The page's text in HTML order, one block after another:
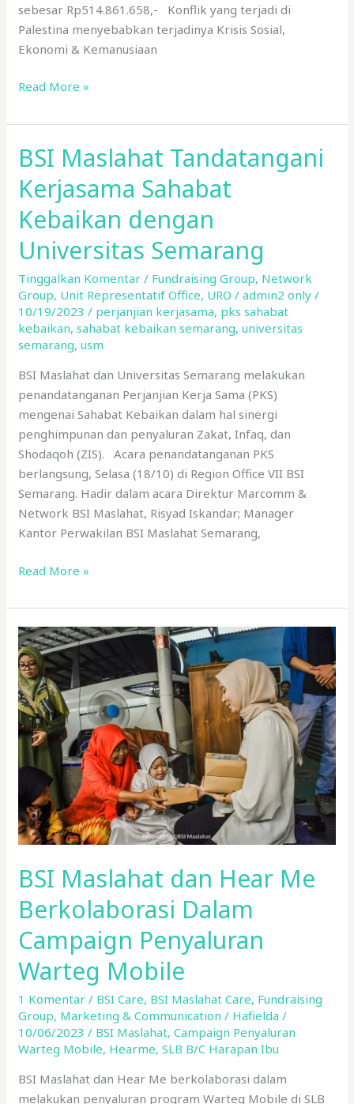
sebesar Rp514.861.658,- Konflik yang terjadi di
Palestina menyebabkan terjadinya Krisis Sosial,
Ekonomi & Kemanusiaan
Read More »
BSI Maslahat Tandatangani
Kerjasama Sahabat
Kebaikan dengan
Universitas Semarang
Tinggalkan Komentar / Fundraising Group, Network
Group, Unit Representatif Office, URO /admin2 only/
10/19/2023/ perjanjian kerjasama, pks sahabat
kebaikan,sahabat kebaikan semarang,universitas
semarang,usm
BSI Maslahat dan Universitas Semarang melakukan
penandatanganan Perjanjian Kerja Sama (PKS)
mengenai Sahabat Kebaikan dalam hal sinergi
penghimpunan dan penyaluran Zakat, Infaq, dan
Shodaqoh (ZIS). Acara penandatanganan PKS
berlangsung, Selasa (18/10) di Region Office VII BSI
Semarang. Hadir dalam acara Direktur Marcomm &
Network BSI Maslahat, Risyad Iskandar; Manager
Kantor Perwakilan BSI Maslahat Semarang,
BSI
Maslahat
Tandatangani
Kerjasama
Sahabat
Kebaikan
Universitas
Semarang
Read More »
BSI Maslahat dan Hear Me
Berkolaborasi Dalam
Campaign Penyaluran
Warteg Mobile
1 Komentar / BSI Care, BSI Maslahat Care, Fundraising
Group, Marketing & Communication / Hafielda/
10/06/2023/ BSI Maslahat,Campaign Penyaluran
Warteg Mobile, Hearme,SLB B/C Harapan Ibu
BSI Maslahat dan Hear Me berkolaborasi dalam
melakukan penyaluran program Warteg Mobile di SLB
BSI
Maslahat
dan
Hear
Me
Berkolaborasi
Dalam
Campaign
Penyaluran
Warteg
Mobile